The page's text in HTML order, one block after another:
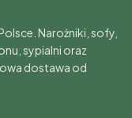
Narożniki, sofy,
sypialni oraz
dostawa od